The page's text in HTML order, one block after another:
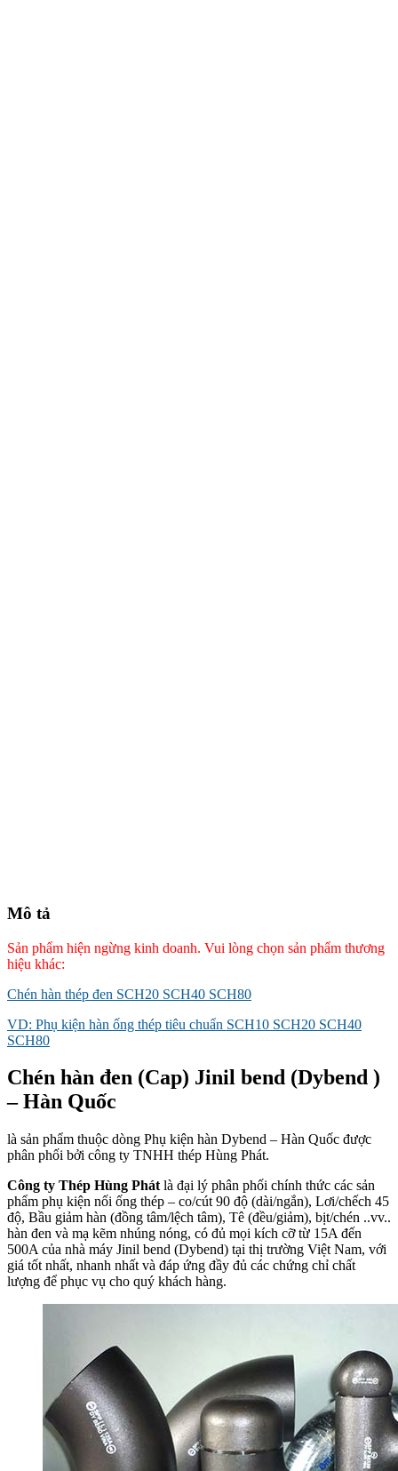
Mô tả
Sản phẩm hiện ngừng kinh doanh. Vui lòng chọn sản phẩm thương
hiệu khác:
Chén hàn thép đen SCH20 SCH40 SCH80
VD: Phụ kiện hàn ống thép tiêu chuẩn SCH10 SCH20 SCH40
SCH80
Chén hàn đen (Cap) Jinil bend (Dybend )
– Hàn Quốc
là sản phẩm thuộc dòng Phụ kiện hàn Dybend – Hàn Quốc được
phân phối bởi công ty TNHH thép Hùng Phát.
Công ty Thép Hùng Phát là đại lý phân phối chính thức các sản
phẩm phụ kiện nối ống thép – co/cút 90 độ (dài/ngắn), Lơi/chếch 45
độ, Bầu giảm hàn (đồng tâm/lệch tâm), Tê (đều/giảm), bịt/chén ..vv..
hàn đen và mạ kẽm nhúng nóng, có đủ mọi kích cỡ từ 15A đến
500A của nhà máy Jinil bend (Dybend) tại thị trường Việt Nam, với
giá tốt nhất, nhanh nhất và đáp ứng đầy đủ các chứng chỉ chất
lượng để phục vụ cho quý khách hàng.